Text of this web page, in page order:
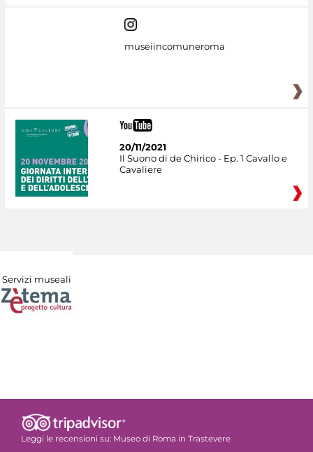
museiincomuneroma
20/11/2021
Il Suono di de Chirico - Ep. 1 Cavallo e
Cavaliere
Servizi museali
Leggi le recensioni su: Museo di Roma in Trastevere